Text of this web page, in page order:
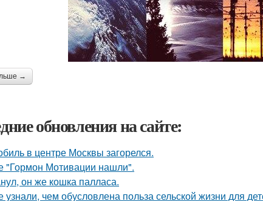
→
обновления на сайте:
в центре Москвы загорелся.
"Гормон Мотивации нашли".
он же кошка палласа.
узнали, чем обусловлена польза сельской жизни для